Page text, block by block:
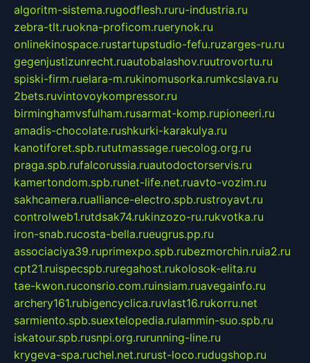
algoritm-sistema.rugodflesh.ruru-industria.ru
zebra-tlt.ruokna-proficom.ruerynok.ru
onlinekinospace.rustartupstudio-fefu.ruzarges-ru.ru
gegenjustizunrecht.ruautobalashov.ruutrovortu.ru
spiski-firm.ruelara-m.rukinomusorka.rumkcslava.ru
2bets.ruvintovoykompressor.ru
birminghamvsfulham.rusarmat-komp.rupioneeri.ru
amadis-chocolate.rushkurki-karakulya.ru
kanotiforet.spb.rututmassage.ruecolog.org.ru
praga.spb.rufalcorussia.ruautodoctorservis.ru
kamertondom.spb.runet-life.net.ruavto-vozim.ru
sakhcamera.rualliance-electro.spb.rustroyavt.ru
controlweb1.rutdsak74.rukinzozo-ru.rukvotka.ru
iron-snab.rucosta-bella.rueugrus.pp.ru
associaciya39.ruprimexpo.spb.rubezmorchin.ruia2.ru
cpt21.ruispecspb.ruregahost.rukolosok-elita.ru
tae-kwon.ruconsrio.com.ruinsiam.ruavegainfo.ru
archery161.rubigencyclica.ruvlast16.rukorru.net
sarmiento.spb.suextelopedia.rulammin-suo.spb.ru
iskatour.spb.rusnpi.org.rurunning-line.ru
krygeva-spa.ruchel.net.rurust-loco.rudugshop.ru